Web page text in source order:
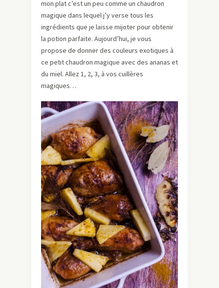
mon plat c’est un peu comme un chaudron
magique dans lequel j’y verse tous les
ingrédients que je laisse mijoter pour obtenir
la potion parfaite. Aujourd’hui, je vous
propose de donner des couleurs exotiques à
ce petit chaudron magique avec des ananas et
du miel. Allez 1, 2, 3, à vos cuillères
magiques…